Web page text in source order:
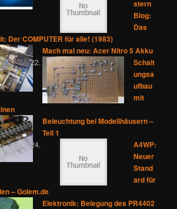
stern
Blog:
Das
Der COMPUTER für alle! (1983)
Mach mal neu: Acer Nitro 5 Akku
Schalt
ungsa
ufbau
mit
Beleuchtung bei Modellhäusern –
Teil 1
A4WP:
Neuer
Stand
ard für
– Golem.de
Elektronik: Belegung des PR4402